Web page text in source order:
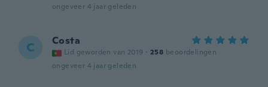
ongeveer 4 jaar geleden
C Costa
Lid geworden van 2019 · 258 beoordelingen
ongeveer 4 jaar geleden